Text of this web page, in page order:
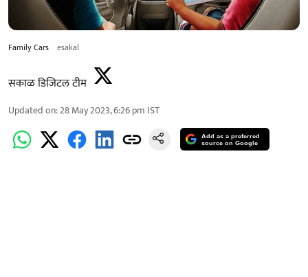
Family Cars esakal
सकाळ डिजिटल टीम
Updated on:28 May 2023, 6:26 pm IST
Add as a preferred
source on Google